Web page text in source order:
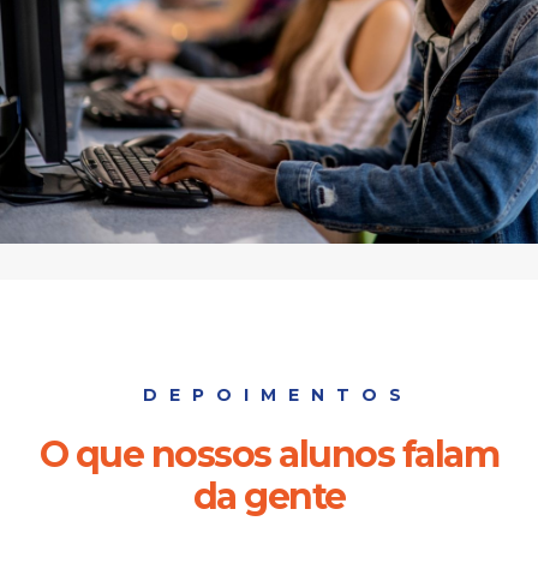
DEPOIMENTOS
O que nossos alunos falam
da gente